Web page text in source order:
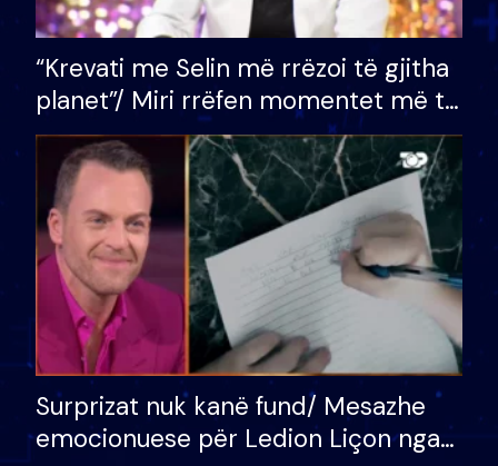
“Krevati me Selin më rrëzoi të gjitha
planet”/ Miri rrëfen momentet më të
bukura në shtëpinë e BB VIP: Do më
mungojë zilja e mëngjesit kur…
Surprizat nuk kanë fund/ Mesazhe
emocionuese për Ledion Liçon nga